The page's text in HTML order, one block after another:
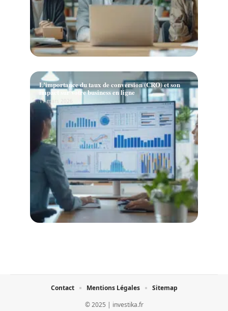
L’importance du taux de conversion (CRO) et son
impact sur votre business en ligne
11 mars 2026
© 2025 | investika.fr
Contact Mentions Légales Sitemap